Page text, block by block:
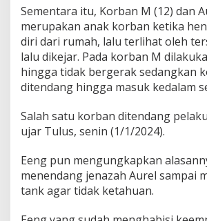
e
l
k
e
S
e
c
T
n
k
.
Sementara itu, Korban M (12) dan
merupakan anak korban ketika
diri dari rumah, lalu terlihat oleh
lalu dikejar. Pada korban M
hingga tidak bergerak sedangkan
ditendang hingga masuk kedalam
Salah satu korban ditendang
ujar Tulus, senin (1/1/2024).
Eeng pun mengungkapkan
menendang jenazah Aurel sampai
tank agar tidak ketahuan.